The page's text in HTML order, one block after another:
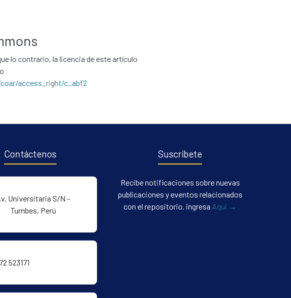
lo contrario, la licencia de este artículo
access_right/c_abf2
Contáctenos
Universitaria S/N -
Tumbes, Perú
523171
Suscríbete
Recibe notificaciones sobre nuevas
publicaciones y eventos relacionados
con el repositorio. ingresa Aqui →